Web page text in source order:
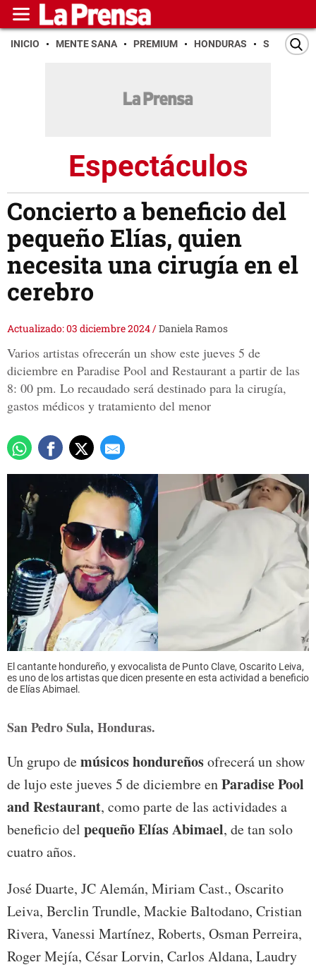
INICIO MENTE SANA PREMIUM HONDURAS SAN PEDRO
Espectáculos
Concierto a beneficio del
pequeño Elías, quien
necesita una cirugía en el
cerebro
Actualizado: 03 diciembre 2024/Daniela Ramos
Varios artistas ofrecerán un show este jueves 5 de
diciembre en Paradise Pool and Restaurant a partir de las
8: 00 pm. Lo recaudado será destinado para la cirugía,
gastos médicos y tratamiento del menor
El cantante hondureño, y exvocalista de Punto Clave, Oscarito Leiva,
es uno de los artistas que dicen presente en esta actividad a beneficio
de Elías Abimael.
San Pedro Sula, Honduras.
Un grupo demúsicos hondureñosofrecerá un show
de lujo este jueves 5 de diciembre enParadise Pool
and Restaurant, como parte de las actividades a
beneficio del pequeño Elías Abimael, de tan solo
cuatro años.
José Duarte, JC Alemán, Miriam Cast., Oscarito
Leiva, Berclin Trundle, Mackie Baltodano, Cristian
Rivera, Vanessi Martínez, Roberts, Osman Perreira,
Roger Mejía, César Lorvin, Carlos Aldana, Laudry